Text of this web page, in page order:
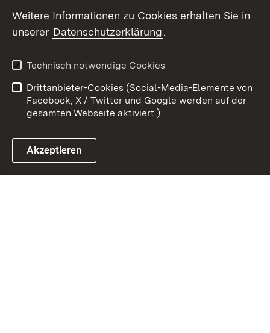
Link zum Landesportal
Kontakt
Datenschutz
Barrierefreiheit
Impressum Cookies
Weitere Informationen zu Cookies erhalten Sie in
unserer Datenschutzerklärung.
Technisch notwendige Cookies
Drittanbieter-Cookies (Social-Media-Elemente von
Facebook, X / Twitter und Google werden auf der
gesamten Webseite aktiviert.)
Akzeptieren